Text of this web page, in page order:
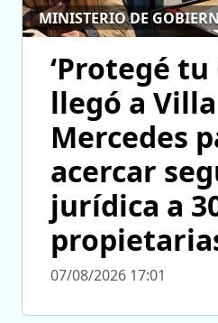
MINISTERIO DE
‘Protegé tu
llegó a Villa
Mercedes
acercar
jurídica a
07/08/2026 17:01